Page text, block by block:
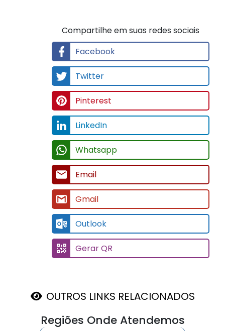
Compartilhe em suas redes sociais
Facebook
Twitter
Pinterest
LinkedIn
Whatsapp
Email
Gmail
Outlook
Gerar QR
OUTROS LINKS RELACIONADOS
Regiões Onde Atendemos